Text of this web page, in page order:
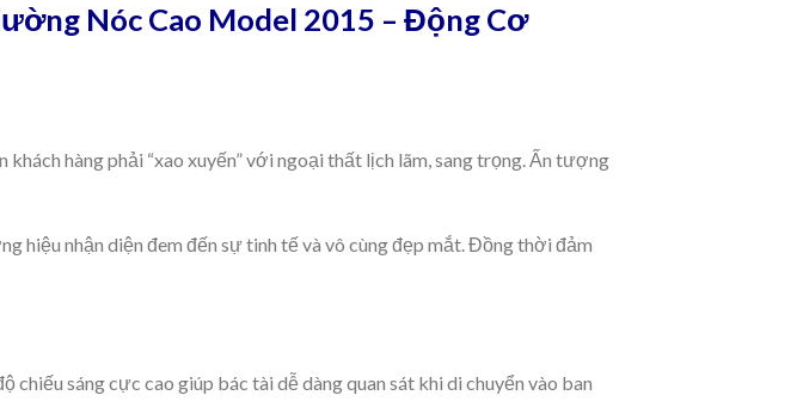
Nóc Cao Model 2015 – Động Cơ
hàng phải “xao xuyến” với ngoại thất lịch lãm, sang trọng. Ấn tượng
nhận diện đem đến sự tinh tế và vô cùng đẹp mắt. Đồng thời đảm
sáng cực cao giúp bác tài dễ dàng quan sát khi di chuyển vào ban